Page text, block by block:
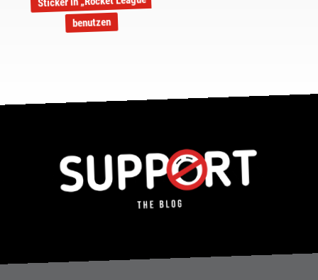
benutzen